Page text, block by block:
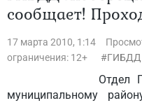
сообщает!
17 марта 2010, 1:14
ограничения: 12+
ГИБДД
Отдел ГИБДД
муниципальному